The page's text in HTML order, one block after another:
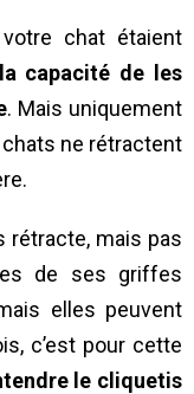
chat étaient
capacité de les
. Mais uniquement
ne rétractent
rétracte, mais pas
de ses griffes
elles peuvent
c’est pour cette
le cliquetis